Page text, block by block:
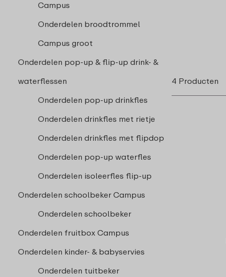
Campus
Onderdelen broodtrommel
Campus groot
Onderdelen pop-up & flip-up drink- &
waterflessen
Onderdelen pop-up drinkfles
Onderdelen drinkfles met rietje
Onderdelen drinkfles met flipdop
Onderdelen pop-up waterfles
Onderdelen isoleerfles flip-up
Onderdelen schoolbeker Campus
Onderdelen schoolbeker
Onderdelen fruitbox Campus
Onderdelen kinder- & babyservies
Onderdelen tuitbeker
4 Producten